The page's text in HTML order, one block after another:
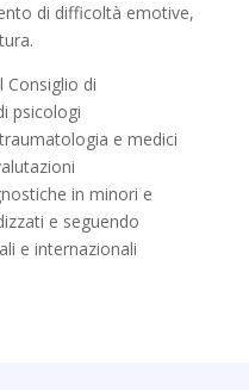
di difficoltà emotive,
Consiglio di
psicologi
e medici
in minori e
e seguendo
e internazionali